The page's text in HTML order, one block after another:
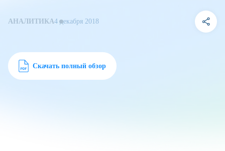
АНАЛИТИКА4 декабря 2018
Скачать полный обзор